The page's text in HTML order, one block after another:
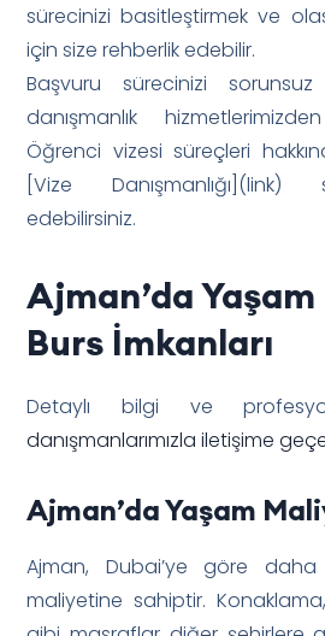
sürecinizi basitleştirmek ve
için size rehberlik edebilir.
Başvuru sürecinizi
danışmanlık
Öğrenci vizesi süreçleri
[Vize Danışmanlığı](link)
edebilirsiniz.
Ajman’da
Burs İmkanları
Detaylı bilgi ve
danışmanlarımızla iletişime
Ajman’da Yaşam
Ajman, Dubai’ye göre
maliyetine sahiptir.